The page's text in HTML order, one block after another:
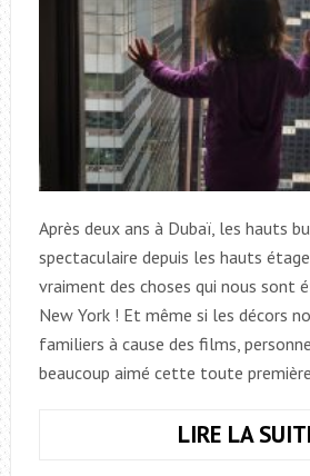
Après deux ans à Dubaï, les hauts
spectaculaire depuis les hauts
vraiment des choses qui nous sont
New York ! Et même si les décors
familiers à cause des films,
beaucoup aimé cette toute
LIRE LA